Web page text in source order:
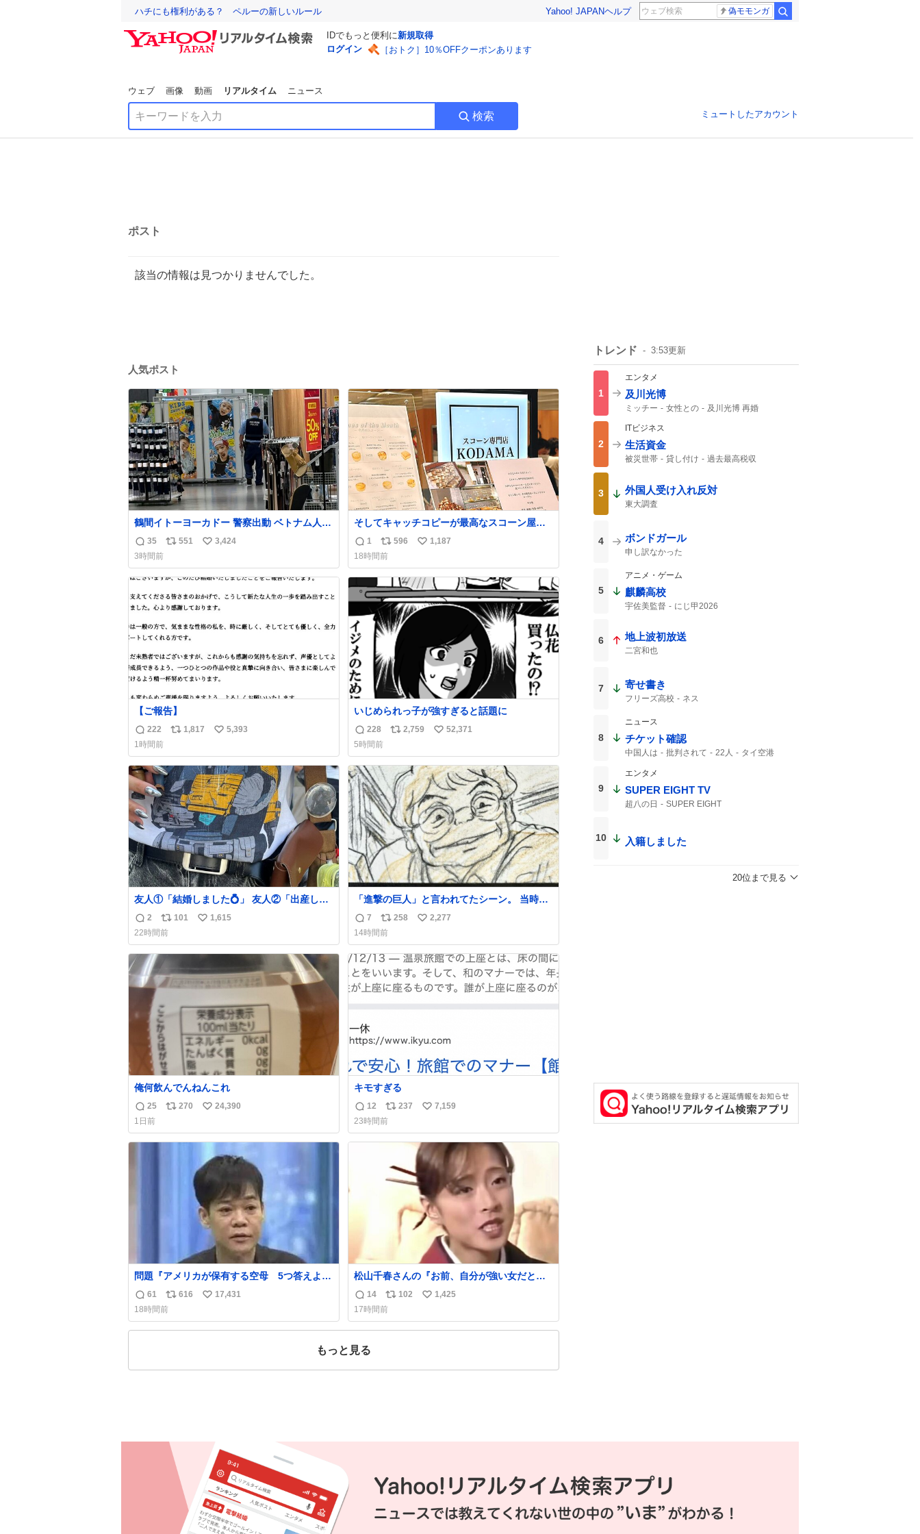
ハチにも権利がある？ ペルーの新しいルール Yahoo! JAPANヘルプ 偽モモンガ
IDでもっと便利に新規取得
ログイン
［おトク］10％OFFクーポンあります
ウェブ 画像 動画 リアルタイム ニュース
検索 ミュートしたアカウント
ポスト
該当の情報は見つかりませんでした。
人気ポスト
鶴間イトーヨーカドー 警察出動 ベトナム人の
身分証チェックを開店前に実施、店内まで見
張りにきてます。不法滞在者は覚悟してお越
しください。
返
信
数
35
リ
ス
数
551
い
ね
3,424
3時間前
そしてキャッチコピーが最高なスコーン屋さ
んを見つけてしまったので思わず買い込んで
しまった。スコーンなんてパッサパサなほど
ええですからね。
返
信
数
1
リ
ポ
ス
ト
数
596
い
ね
数
1,187
18時間前
【ご報告】
返
信
数
222
リ
ス
ト
数
1,817
い
ね
数
5,393
1時間前
いじめられっ子が強すぎると話題に
返
信
数
228
リ
ス
ト
数
2,759
い
ね
数
52,371
5時間前
友人①「結婚しました💍」 友人②「出産しま
した👼🏻」 友人③「マイホーム建てました
🏡」 私「どハマりしたヴィズラ家の末裔に心
狂わされました」
返
信
数
2
リ
ポ
ス
ト
数
101
い
ね
数
1,615
22時間前
「進撃の巨人」と言われてたシーン。 当時僕
は知らなかったのですが、今見るとすごく
「進撃の巨人」ですね。。
返
信
数
7
リ
ポ
ス
ト
数
258
い
ね
数
2,277
14時間前
俺何飲んでんねんこれ
返
信
数
25
リ
ス
270
い
ね
24,390
1日前
キモすぎる
返
信
数
12
リ
ポ
ス
数
237
い
ね
数
7,159
23時間前
問題『アメリカが保有する空母 5つ答えよ』
名倉「ホンマごめん、日本」
返
信
数
61
リ
ポ
ス
616
い
ね
17,431
18時間前
松山千春さんの『お前、自分が強い女だと思
うか？』の一言で… 中森明菜さんが思わず本
音をこぼす瞬間😭
返
信
数
14
リ
ポ
ス
102
い
ね
1,425
17時間前
もっと見る
トレンド 3:53更新
1
エンタメ
及川光博
ミッチー 女性との
及川光博 再婚
57歳
56歳
2
ITビジネス
生活資金
被災世帯 貸し付け
過去最高税収
3 外国人受け入れ反対
東大調査
4 ボンドガール
申し訳なかった
5
アニメ・ゲーム
麒麟高校
宇佐美監督 にじ甲2026
6 地上波初放送
二宮和也
7 寄せ書き
フリーズ高校 ネス
8
ニュース
チケット確認
中国人は 批判されて 22人
タイ空港
9
エンタメ
SUPER EIGHT TV
超八の日 SUPER EIGHT
10 入籍しました
20位まで見る